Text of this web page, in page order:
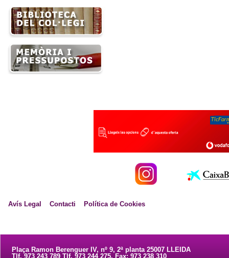
Avís Legal Contacti Política de Cookies
Plaça Ramon Berenguer IV, nº 9, 2ª planta 25007 LLEIDA
Tlf. 973 243 789 Tlf. 973 244 275. Fax: 973 238 310